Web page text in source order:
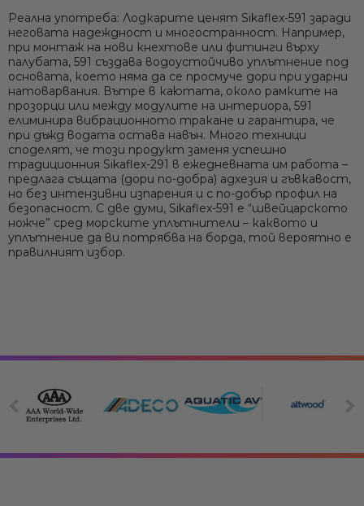
Реална употреба: Лодкарите ценят Sikaflex-591 заради
неговата надеждност и многостранност. Например,
при монтаж на нови кнехтове или фитинги върху
палубата, 591 създава водоустойчиво уплътнение под
основата, което няма да се просмуче дори при ударни
натоварвания. Вътре в каютата, около рамките на
прозорци или между модулите на интериора, 591
елиминира вибрационното тракане и гарантира, че
при дъжд водата остава навън. Много техници
споделят, че този продукт заменя успешно
традиционния Sikaflex-291 в ежедневната им работа –
предлага същата (дори по-добра) адхезия и гъвкавост,
но без интензивни изпарения и с по-добър профил на
безопасност. С две думи, Sikaflex-591 е “швейцарското
ножче” сред морските уплътнители – каквото и
уплътнение да ви потрябва на борда, той вероятно е
правилният избор.